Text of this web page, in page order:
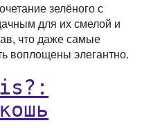
зелёного с
для их смелой и
что даже самые
воплощены элегантно.